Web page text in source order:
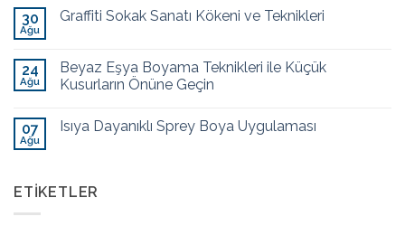
30
Ağu
Graffiti Sokak Sanatı Kökeni ve Teknikleri
24
Ağu
Beyaz Eşya Boyama Teknikleri ile Küçük
Kusurların Önüne Geçin
07
Ağu
Isıya Dayanıklı Sprey Boya Uygulaması
ETIKETLER